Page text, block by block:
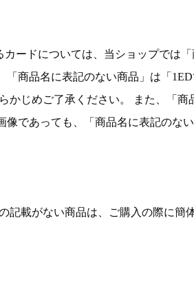
カードについては、当ショップでは「
「商品名に表記のない商品」は「
かじめご了承ください。 また、「商
像であっても、「商品名に表記のない
記載がない商品は、ご購入の際に簡